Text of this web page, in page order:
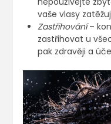
vaše vlasy
Zastřihování–
zastřihovat u
pak zdravěji a